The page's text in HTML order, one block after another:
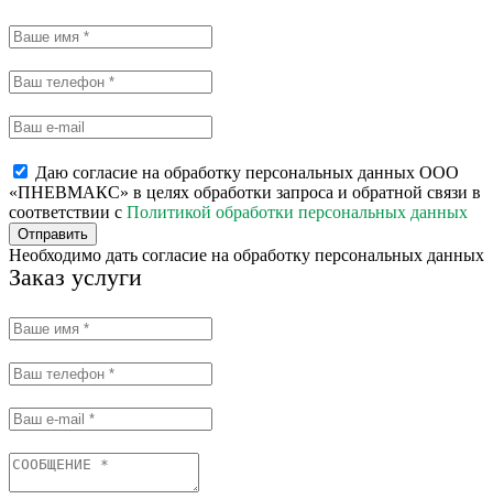
Даю согласие на обработку персональных данных ООО
«ПНЕВМАКС» в целях обработки запроса и обратной связи в
соответствии с Политикой обработки персональных данных
Отправить
Необходимо дать согласие на обработку персональных данных
Заказ услуги